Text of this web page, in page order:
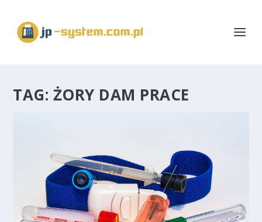
TAG: ŻORY DAM PRACE